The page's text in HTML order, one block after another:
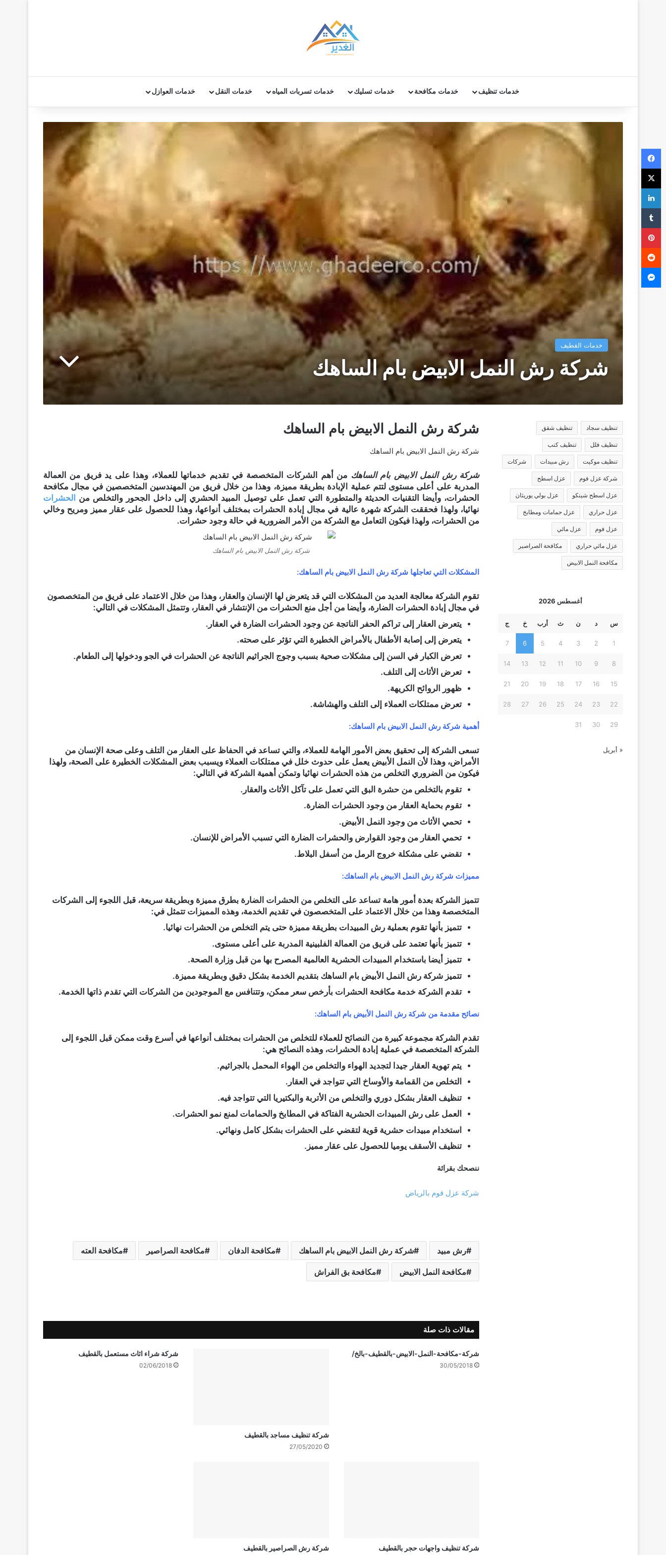
خدمات تنظيف خدمات مكافحة خدمات تسليك خدمات تسربات المياه خدمات النقل خدمات العوازل
خدمات القطيف
شركة رش النمل الابيض بام الساهك
شركة رش النمل الابيض بام الساهك
شركة رش النمل الابيض بام الساهك
شركة رش النمل الابيض بام الساهك من أهم الشركات المتخصصة في تقديم خدماتها للعملاء، وهذا على يد فريق من العمالة
المدربة على أعلى مستوى لتتم عملية الإبادة بطريقة مميزة، وهذا من خلال فريق من المهندسين المتخصصين في مجال مكافحة
الحشرات، وأيضا التقنيات الحديثة والمتطورة التي تعمل على توصيل المبيد الحشري إلى داخل الجحور والتخلص من الحشرات
نهائيا، ولهذا فحققت الشركة شهرة عالية في مجال إبادة الحشرات بمختلف أنواعها، وهذا للحصول على عقار مميز ومريح وخالي
من الحشرات، ولهذا فيكون التعامل مع الشركة من الأمر الضرورية في حالة وجود حشرات.
شركة رش النمل الابيض بام الساهك
المشكلات التي تعاجلها شركة رش النمل الابيض بام الساهك:
تقوم الشركة معالجة العديد من المشكلات التي قد يتعرض لها الإنسان والعقار، وهذا من خلال الاعتماد على فريق من المتخصصون
في مجال إبادة الحشرات الضارة، وأيضا من أجل منع الحشرات من الإنتشار في العقار، وتتمثل المشكلات في التالي:
يتعرض العقار إلى تراكم الحفر الناتجة عن وجود الحشرات الضارة في العقار.
يتعرض إلى إصابة الأطفال بالأمراض الخطيرة التي تؤثر على صحته.
تعرض الكبار في السن إلى مشكلات صحية بسبب وجوج الجراثيم الناتجة عن الحشرات في الجو ودخولها إلى الطعام.
تعرض الأثاث إلى التلف.
ظهور الروائح الكريهة.
تعرض ممتلكات العملاء إلى التلف والهشاشة.
أهمية شركة رش النمل الابيض بام الساهك:
تسعى الشركة إلى تحقيق بعض الأمور الهامة للعملاء، والتي تساعد في الحفاظ على العقار من التلف وعلى صحة الإنسان من
الأمراض، وهذا لأن النمل الأبيض يعمل على حدوث خلل في ممتلكات العملاء ويسبب بعض المشكلات الخطيرة على الصحة، ولهذا
فيكون من الضروري التخلص من هذه الحشرات نهائيا وتمكن أهمية الشركة في التالي:
تقوم بالتخلص من حشرة البق التي تعمل على تآكل الأثاث والعقار.
تقوم بحماية العقار من وجود الحشرات الضارة.
تحمي الأثاث من وجود النمل الأبيض.
تحمي العقار من وجود القوارض والحشرات الضارة التي تسبب الأمراض للإنسان.
تقضي على مشكلة خروج الرمل من أسفل البلاط.
مميزات شركة رش النمل الابيض بام الساهك:
تتميز الشركة بعدة أمور هامة تساعد على التخلص من الحشرات الضارة بطرق مميزة وبطريقة سريعة، قبل اللجوء إلى الشركات
المتخصصة وهذا من خلال الاعتماد على المتخصصون في تقديم الخدمة، وهذه المميزات تتمثل في:
تتميز بأنها تقوم بعملية رش المبيدات بطريقة مميزة حتى يتم التخلص من الحشرات نهائيا.
تتميز بأنها تعتمد على فريق من العمالة الفلبينية المدربة على أعلى مستوى.
تتميز أيضا باستخدام المبيدات الحشرية العالمية المصرح بها من قبل وزارة الصحة.
تتميز شركة رش النمل الأبيض بام الساهك بتقديم الخدمة بشكل دقيق وبطريقة مميزة.
تقدم الشركة خدمة مكافحة الحشرات بأرخص سعر ممكن، وتتنافس مع الموجودين من الشركات التي تقدم ذاتها الخدمة.
نصائح مقدمة من شركة رش النمل الأبيض بام الساهك:
تقدم الشركة مجموعة كبيرة من النصائح للعملاء للتخلص من الحشرات بمختلف أنواعها في أسرع وقت ممكن قبل اللجوء إلى
الشركة المتخصصة في عملية إبادة الحشرات، وهذه النصائح هي:
يتم تهوية العقار جيدا لتجديد الهواء والتخلص من الهواء المحمل بالجراثيم.
التخلص من القمامة والأوساخ التي تتواجد في العقار.
تنظيف العقار بشكل دوري والتخلص من الأتربة والبكتيريا التي تتواجد فيه.
العمل على رش المبيدات الحشرية الفتاكة في المطابخ والحمامات لمنع نمو الحشرات.
استخدام مبيدات حشرية قوية لتقضي على الحشرات بشكل كامل ونهائي.
تنظيف الأسقف يوميا للحصول على عقار مميز.
ننصحك بقرائة
شركة عزل فوم بالرياض
رش مبيد شركة رش النمل الابيض بام الساهك مكافحة الدفان مكافحة الصراصير مكافحة العته
مكافحة النمل الابيض مكافحة بق الفراش
مقالات ذات صلة
شركة-مكافحة-النمل-الابيض-بالقطيف-بالخ/
30/05/2018
شركة تنظيف مساجد بالقطيف
27/05/2020
شركة شراء اثاث مستعمل بالقطيف
02/06/2018
شركة تنظيف واجهات حجر بالقطيف شركة رش الصراصير بالقطيف
تنظيف سجاد تنظيف شقق
تنظيف فلل تنظيف كنب
تنظيف موكيت رش مبيدات شركات
شركة عزل فوم عزل اسطح
عزل اسطح شينكو عزل بولي يوريثان
عزل حراري عزل حمامات ومطابخ
عزل فوم عزل مائي
عزل مائي حراري مكافحة الصراصير
مكافحة النمل الابيض
أغسطس 2026
س د ن ث أرب خ ج
1
2
3
4
5
6
7
8
9
10
11
12
13
14
15
16
17
18
19
20
21
22
23
24
25
26
27
28
29
30
31
« أبريل